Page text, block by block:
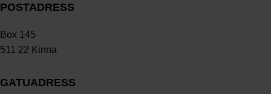
POSTADRESS
Box 145
511 22 Kinna
GATUADRESS